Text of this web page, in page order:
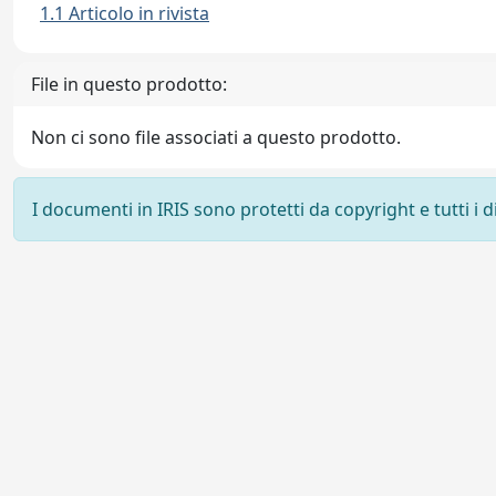
1.1 Articolo in rivista
File in questo prodotto:
Non ci sono file associati a questo prodotto.
I documenti in IRIS sono protetti da copyright e tutti i